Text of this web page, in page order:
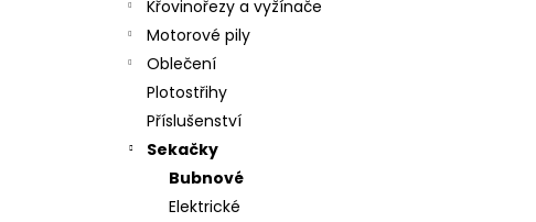
Křovinořezy a vyžínače
Motorové pily
Oblečení
Plotostřihy
Příslušenství
Sekačky
Bubnové
Elektrické